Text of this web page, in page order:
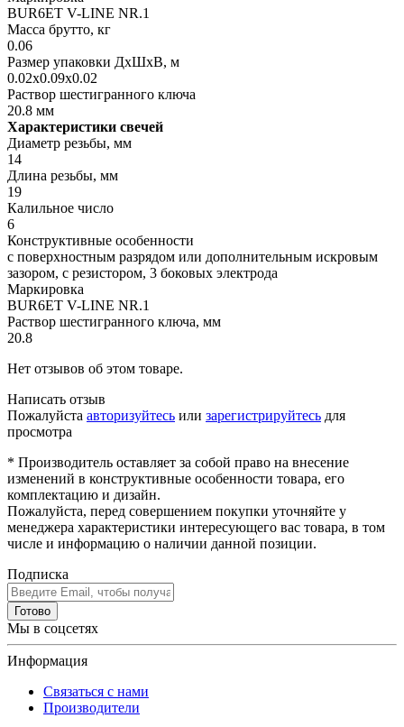
BUR6ET V-LINE NR.1
Масса брутто, кг
0.06
Размер упаковки ДхШхВ, м
0.02x0.09x0.02
Раствор шестигранного ключа
20.8 мм
Характеристики свечей
Диаметр резьбы, мм
14
Длина резьбы, мм
19
Калильное число
6
Конструктивные особенности
с поверхностным разрядом или дополнительным искровым
зазором, с резистором, 3 боковых электрода
Маркировка
BUR6ET V-LINE NR.1
Раствор шестигранного ключа, мм
20.8
Нет отзывов об этом товаре.
Написать отзыв
Пожалуйста авторизуйтесь или зарегистрируйтесь для
просмотра
* Производитель оставляет за собой право на внесение
изменений в конструктивные особенности товара, его
комплектацию и дизайн.
Пожалуйста, перед совершением покупки уточняйте у
менеджера характеристики интересующего вас товара, в том
числе и информацию о наличии данной позиции.
Подписка
Готово
Мы в соцсетях
Информация
Связаться с нами
Производители